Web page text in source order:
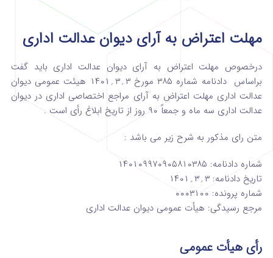
مهلت اعتراض به آرای دیوان عدالت اداری
درخصوص مهلت اعتراض به آرای دیوان عدالت اداری باید گفت
براساس دادنامه شماره ۳۸۵ مورخ ۳؍۳؍۱۴۰۱ هیئت عمومی دیوان
عدالت اداری مهلت اعتراض به آرای مراجع اختصاصی اداری در دیوان
عدالت اداری سه ماه و جمعاً ۹۰ روز از تاریخ ابلاغ رأی است .
متن رای مذکور به شرح زیر می باشد :
شماره دادنامه: ۱۴۰۱۰۹۹۷۰۹۰۵۸۱۰۳۸۵
تاریخ دادنامه: ۳؍۳؍۱۴۰۱
شماره پرونده: ۰۰۰۳۱۰۰
مرجع رسیدگی: هیأت عمومی دیوان عدالت اداری
رأی هیأت عمومی